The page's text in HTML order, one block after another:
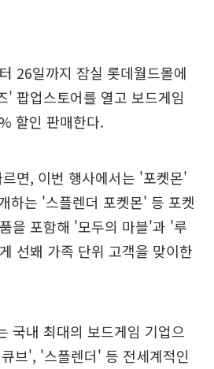
26일까지 잠실 롯데월드몰에
' 팝업스토어를 열고 보드게임
할인 판매한다.
면, 이번 행사에서는 '포켓몬'
하는 '스플렌더 포켓몬' 등 포켓
을 포함해 '모두의 마블'과 '루
선봬 가족 단위 고객을 맞이한
국내 최대의 보드게임 기업으
브', '스플렌더' 등 전세계적인